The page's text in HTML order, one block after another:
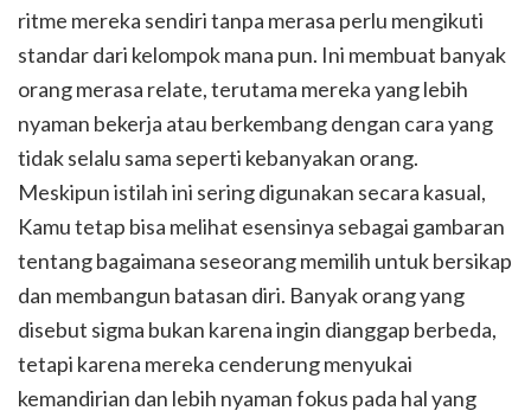
ritme mereka sendiri tanpa merasa perlu mengikuti
standar dari kelompok mana pun. Ini membuat banyak
orang merasa relate, terutama mereka yang lebih
nyaman bekerja atau berkembang dengan cara yang
tidak selalu sama seperti kebanyakan orang.
Meskipun istilah ini sering digunakan secara kasual,
Kamu tetap bisa melihat esensinya sebagai gambaran
tentang bagaimana seseorang memilih untuk bersikap
dan membangun batasan diri. Banyak orang yang
disebut sigma bukan karena ingin dianggap berbeda,
tetapi karena mereka cenderung menyukai
kemandirian dan lebih nyaman fokus pada hal yang